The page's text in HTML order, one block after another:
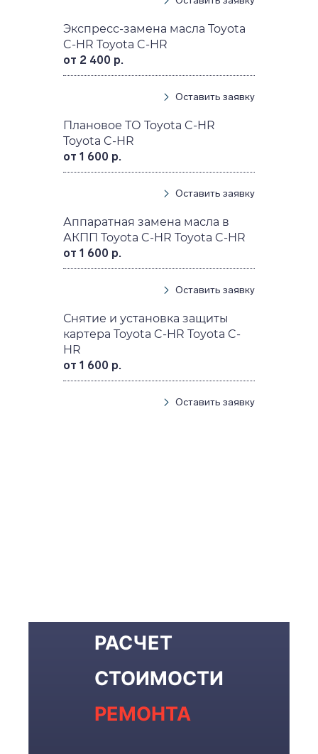
Экспресс-замена масла Toyota
C-HR Toyota C-HR
от 2 400 р.
Оставить заявку
Плановое ТО Toyota C-HR
Toyota C-HR
от 1 600 р.
Оставить заявку
Аппаратная замена масла в
АКПП Toyota C-HR Toyota C-HR
от 1 600 р.
Оставить заявку
Снятие и установка защиты
картера Toyota C-HR Toyota C-
HR
от 1 600 р.
Оставить заявку
РАСЧЕТ
СТОИМОСТИ
РЕМОНТА